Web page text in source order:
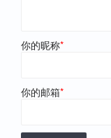
你的昵称*
你的邮箱*